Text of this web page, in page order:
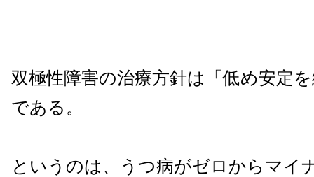
双極性障害の治療方針は「低め安定
である。
というのは、うつ病がゼロからマイ